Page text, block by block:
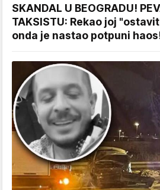
SKANDAL U BEOGRADU!
TAKSISTU: Rekao joj
onda je nastao potpuni